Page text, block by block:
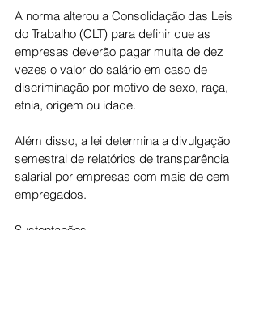
A norma alterou a Consolidação das Leis
do Trabalho (CLT) para definir que as
empresas deverão pagar multa de dez
vezes o valor do salário em caso de
discriminação por motivo de sexo, raça,
etnia, origem ou idade.
Além disso, a lei determina a divulgação
semestral de relatórios de transparência
salarial por empresas com mais de cem
empregados.
Sustentações